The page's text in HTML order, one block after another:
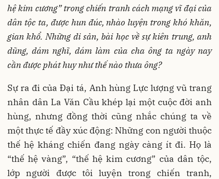
hệ kim cương” trong chiến tranh cách mạng vĩ đại của
dân tộc ta, được hun đúc, nhào luyện trong khó khăn,
gian khổ. Những di sản, bài học về sự kiên trung, anh
dũng, dám nghĩ, dám làm của cha ông ta ngày nay
cần được phát huy như thế nào thưa ông?
Sự ra đi của Đại tá, Anh hùng Lực lượng vũ trang
nhân dân La Văn Cầu khép lại một cuộc đời anh
hùng, nhưng đồng thời cũng nhắc chúng ta về
một thực tế đầy xúc động: Những con người thuộc
thế hệ kháng chiến đang ngày càng ít đi. Họ là
“thế hệ vàng”, “thế hệ kim cương” của dân tộc,
lớp người được tôi luyện trong chiến tranh,